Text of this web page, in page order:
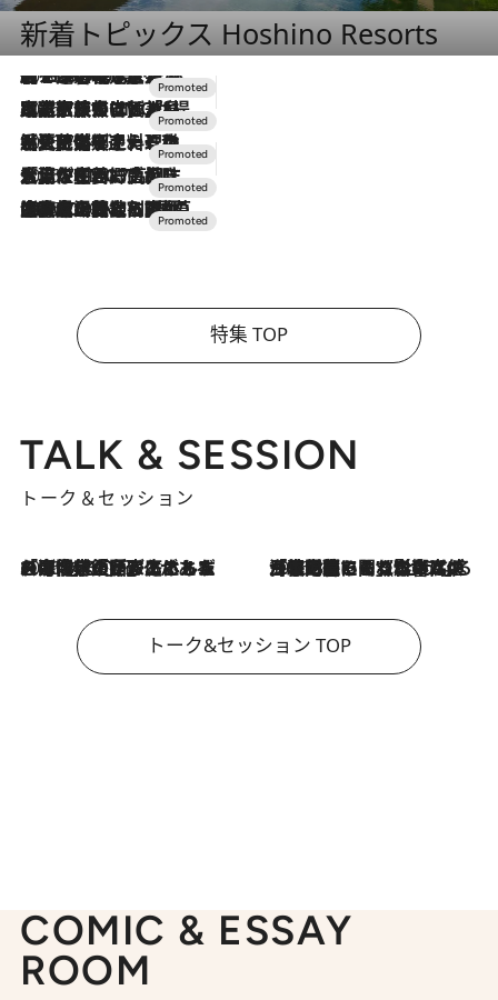
新着トピックス Hoshino Resorts
2026.8.7
【トンボの足水浴】ヒノキの香りに包まれて涼感マックス！約13℃の湧水かけ流しを避暑地「星野温泉 トンボの湯」で体験
2026.7.31
【ホテル帰省】という選択肢をOMOが提案。家族とほどよい距離を保つには「昼は実家、夜は気兼ねなくホテルで！」
2026.7.24
【夏限定ディナーコース】旬を迎える稚鮎や花ズッキーニなどをイタリア・トスカーナの郷土料理の手法で満喫！
2026.7.17
「土佐和ハーブかき氷」がOMO7高知に登場！生姜、山椒、大葉など目にも舌にも涼を呼ぶ郷土の味
2026.7.10
NEW OPEN！【界 草津】名湯の地に誕生。趣の異なる2種の温泉と上州ならではの会席・蕎麦割烹など美食を味わう究極の癒やし旅
特集 TOP
TALK & SESSION
トーク＆セッション
2026.8.3
「今後値上げがあるとすれば…」「リスクがあるのは今年の冬」エネルギー専門家が語る、ホルムズ海峡封鎖が家庭にもたらす“ある心配” 2026.8.3
「住宅建てられない…」「サーチャージ料の高値が続いている」ホルムズ海峡封鎖による影響はいつまで続く？《エネルギー専門家に聞く“どうなる日本の暮らし”》
トーク&セッション TOP
COMIC & ESSAY
ROOM